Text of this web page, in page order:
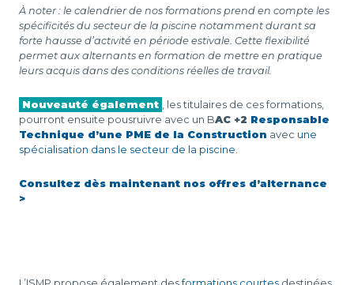
À noter : le calendrier de nos formations prend en compte les
spécificités du secteur de la piscine notamment durant sa
forte hausse d’activité en période estivale. Cette flexibilité
permet aux alternants en formation de mettre en pratique
leurs acquis dans des conditions réelles de travail.
Nouveauté également , les titulaires de ces formations,
pourront ensuite pousruivre avec un BAC +2 Responsable
Technique d’une PME de la Construction avec une
spécialisation dans le secteur de la piscine.
Consultez dès maintenant nos offres d’alternance
>